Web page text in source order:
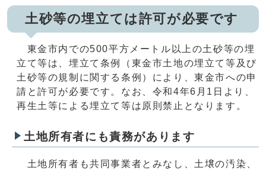
土砂等の埋立ては許可が必要です
東金市内での500平方メートル以上の土砂等の埋
立て等は、埋立て条例（東金市土地の埋立て等及び
土砂等の規制に関する条例）により、東金市への申
請と許可が必要です。なお、令和4年6月1日より、
再生土等による埋立て等は原則禁止となります。
土地所有者にも責務があります
土地所有者も共同事業者とみなし、土壌の汚染、